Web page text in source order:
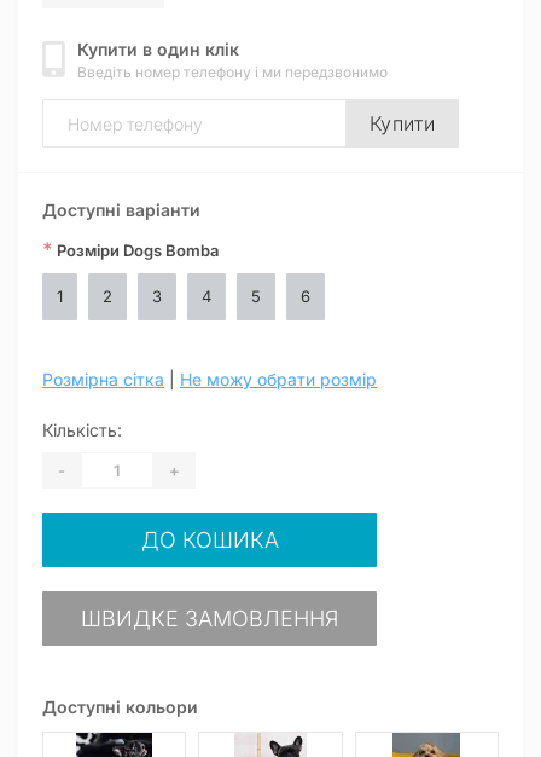
Купити в один клік
Введіть номер телефону і ми передзвонимо
Купити
Доступні кольори
Доступні варіанти
* Розміри Dogs Bomba
1 2 3 4 5 6
Розмірна сітка Не можу обрати розмір
Кількість:
- +
ДО КОШИКА
ШВИДКЕ ЗАМОВЛЕННЯ